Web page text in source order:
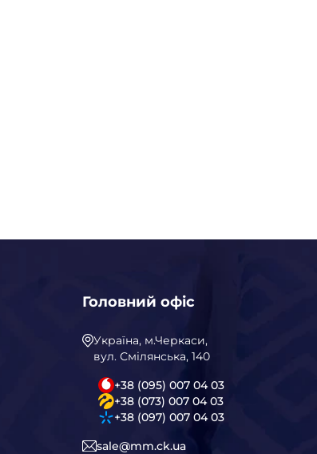
Головний офіс
Україна, м.Черкаси,
вул. Смілянська, 140
+38 (095) 007 04 03
+38 (073) 007 04 03
+38 (097) 007 04 03
sale@mm.ck.ua